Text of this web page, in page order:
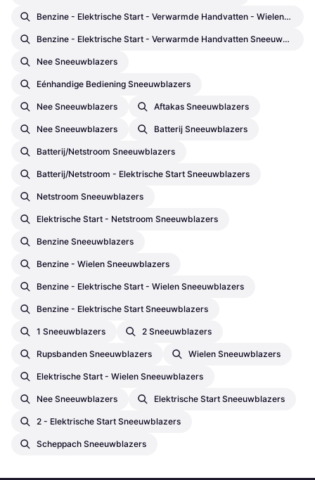
Benzine - Elektrische Start - Verwarmde Handvatten - Wielen Sneeuwblazers
Benzine - Elektrische Start - Verwarmde Handvatten Sneeuwblazers
Nee Sneeuwblazers
Eénhandige Bediening Sneeuwblazers
Nee Sneeuwblazers Aftakas Sneeuwblazers
Nee Sneeuwblazers Batterij Sneeuwblazers
Batterij/Netstroom Sneeuwblazers
Batterij/Netstroom - Elektrische Start Sneeuwblazers
Netstroom Sneeuwblazers
Elektrische Start - Netstroom Sneeuwblazers
Benzine Sneeuwblazers
Benzine - Wielen Sneeuwblazers
Benzine - Elektrische Start - Wielen Sneeuwblazers
Benzine - Elektrische Start Sneeuwblazers
1 Sneeuwblazers 2 Sneeuwblazers
Rupsbanden Sneeuwblazers Wielen Sneeuwblazers
Elektrische Start - Wielen Sneeuwblazers
Nee Sneeuwblazers Elektrische Start Sneeuwblazers
2 - Elektrische Start Sneeuwblazers
Scheppach Sneeuwblazers